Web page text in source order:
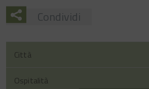
Condividi
Città
Ospitalità